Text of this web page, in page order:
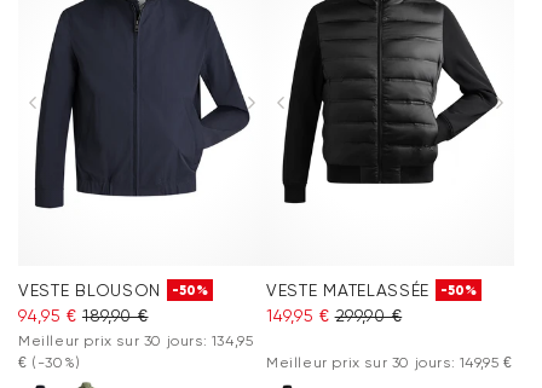
VESTE BLOUSON -50%
94,95 € 189,90 €
Meilleur prix sur 30 jours: 134,95
€ (-30%)
VESTE MATELASSÉE -50%
149,95 € 299,90 €
Meilleur prix sur 30 jours: 149,95 €